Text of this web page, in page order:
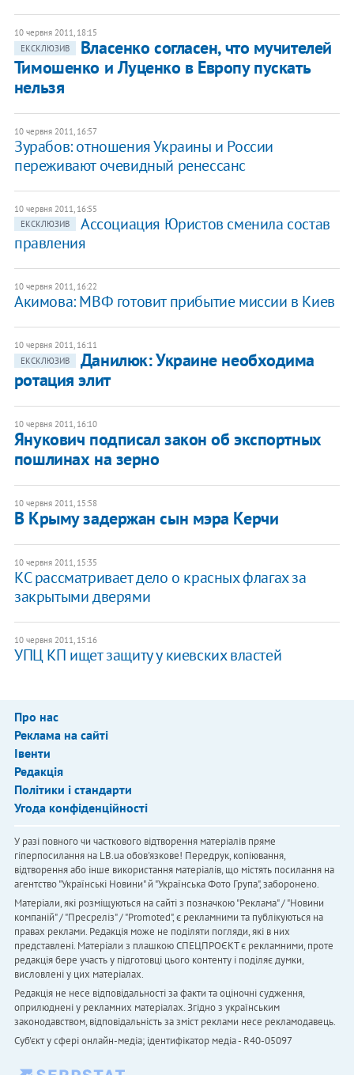
10 червня 2011, 18:15
ЕКСКЛЮЗИВ
​Власенко согласен, что мучителей
Тимошенко и Луценко в Европу пускать
нельзя
10 червня 2011, 16:57
Зурабов: отношения Украины и России
переживают очевидный ренессанс
10 червня 2011, 16:55
ЕКСКЛЮЗИВ
Ассоциация Юристов сменила состав
правления
10 червня 2011, 16:22
​Акимова: МВФ готовит прибытие миссии в Киев
10 червня 2011, 16:11
ЕКСКЛЮЗИВ
Данилюк: Украине необходима
ротация элит
10 червня 2011, 16:10
Янукович подписал закон об экспортных
пошлинах на зерно
10 червня 2011, 15:58
​В Крыму задержан сын мэра Керчи
10 червня 2011, 15:35
​КС рассматривает дело о красных флагах за
закрытыми дверями
10 червня 2011, 15:16
​УПЦ КП ищет защиту у киевских властей
Про нас
Реклама на сайті
Івенти
Редакція
Політики і стандарти
Угода конфіденційності
У разі повного чи часткового відтворення матеріалів пряме
гіперпосилання на LB.ua обов'язкове! Передрук, копіювання,
відтворення або інше використання матеріалів, що містять посилання на
агентство "Українськi Новини" й "Українська Фото Група", заборонено.
Матеріали, які розміщуються на сайті з позначкою "Реклама" / "Новини
компаній" / "Пресреліз" / "Promoted", є рекламними та публікуються на
правах реклами. Редакція може не поділяти погляди, які в них
представлені. Матеріали з плашкою СПЕЦПРОЄКТ є рекламними, проте
редакція бере участь у підготовці цього контенту і поділяє думки,
висловлені у цих матеріалах.
Редакція не несе відповідальності за факти та оціночні судження,
оприлюднені у рекламних матеріалах. Згідно з українським
законодавством, відповідальність за зміст реклами несе рекламодавець.
Cуб'єкт у сфері онлайн-медіа; ідентифікатор медіа - R40-05097